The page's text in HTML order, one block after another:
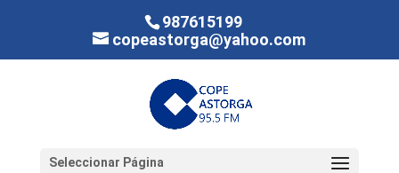
987615199
copeastorga@yahoo.com
Seleccionar Página